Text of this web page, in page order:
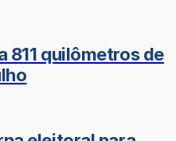
811 quilômetros de